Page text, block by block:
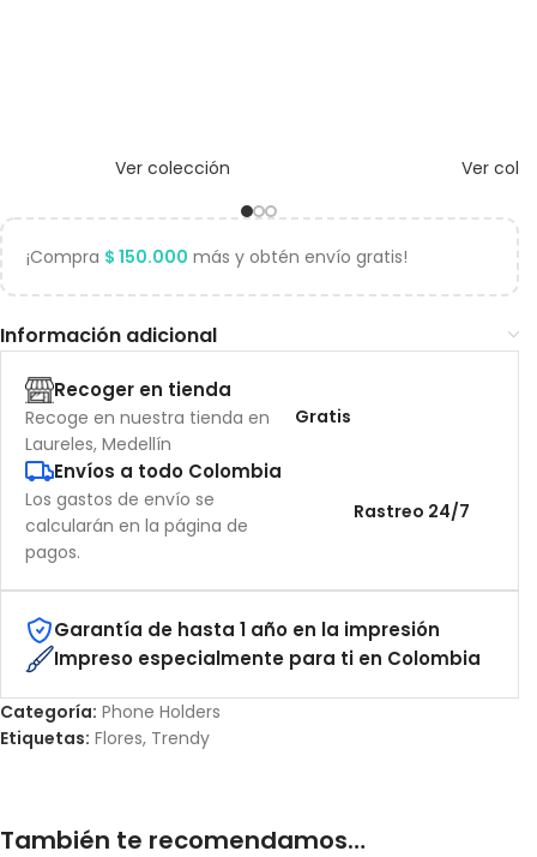
Ver colección Ver
¡Compra $ 150.000 más y obtén envío gratis!
Información adicional
Recoger en tienda
Recoge en nuestra tienda en
Laureles, Medellín
Gratis
Envíos a todo Colombia
Los gastos de envío se
calcularán en la página de
pagos.
Rastreo 24/7
Garantía de hasta 1 año en la impresión
Impreso especialmente para ti en Colombia
Categoría: Phone Holders
Etiquetas: Flores, Trendy
También te recomendamos…